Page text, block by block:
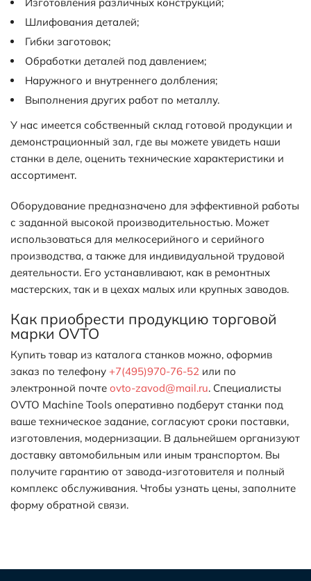
Изготовления различных конструкций;
Шлифования деталей;
Гибки заготовок;
Обработки деталей под давлением;
Наружного и внутреннего долбления;
Выполнения других работ по металлу.
У нас имеется собственный склад готовой продукции и
демонстрационный зал, где вы можете увидеть наши
станки в деле, оценить технические характеристики и
ассортимент.
Оборудование предназначено для эффективной работы
с заданной высокой производительностью. Может
использоваться для мелкосерийного и серийного
производства, а также для индивидуальной трудовой
деятельности. Его устанавливают, как в ремонтных
мастерских, так и в цехах малых или крупных заводов.
Как приобрести продукцию торговой
марки OVTO
Купить товар из каталога станков можно, оформив
заказ по телефону +7(495)970-76-52 или по
электронной почте ovto-zavod@mail.ru. Специалисты
OVTO Machine Tools оперативно подберут станки под
ваше техническое задание, согласуют сроки поставки,
изготовления, модернизации. В дальнейшем организуют
доставку автомобильным или иным транспортом. Вы
получите гарантию от завода-изготовителя и полный
комплекс обслуживания. Чтобы узнать цены, заполните
форму обратной связи.